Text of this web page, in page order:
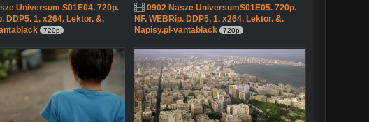
Universum S01E04. 720p.
DDP5. 1. x264. Lektor. &.
720p
0902 Nasze UniversumS01E05. 720p.
NF. WEBRip. DDP5. 1. x264. Lektor. &.
Napisy.pl-vantablack
720p